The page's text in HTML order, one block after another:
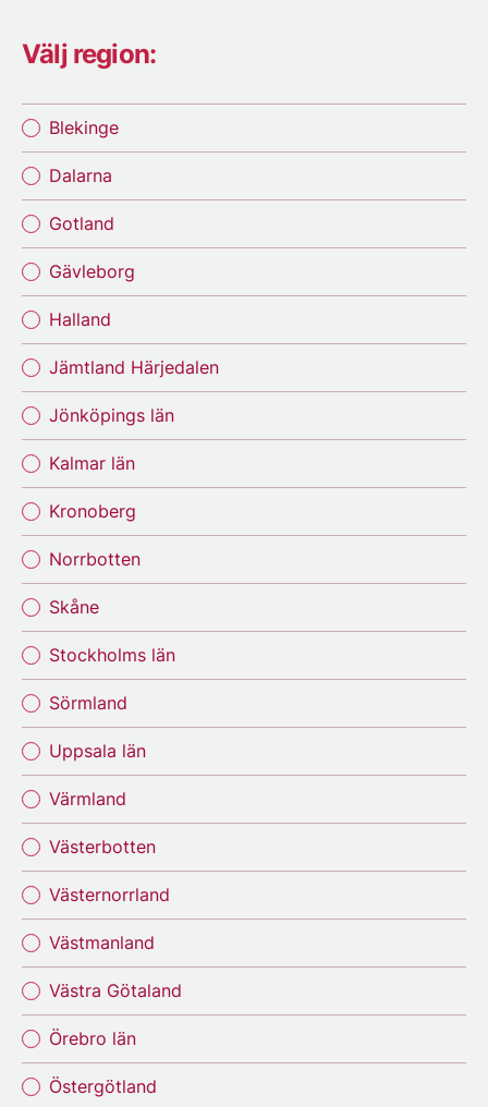
Välj region:
Blekinge
Dalarna
Gotland
Gävleborg
Halland
Jämtland Härjedalen
Jönköpings län
Kalmar län
Kronoberg
Norrbotten
Skåne
Stockholms län
Sörmland
Uppsala län
Värmland
Västerbotten
Västernorrland
Västmanland
Västra Götaland
Örebro län
Östergötland